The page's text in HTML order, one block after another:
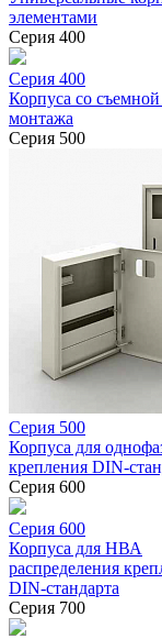
элементами
Серия 400
Серия 400
Корпуса со
монтажа
Серия 500
Серия 500
Корпуса для
крепления DIN-
Серия 600
Серия 600
Корпуса для НВА
распределения
DIN-стандарта
Серия 700